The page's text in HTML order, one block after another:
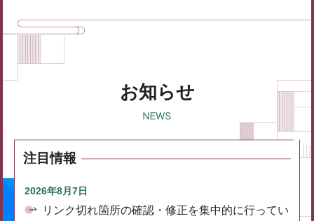
お知らせ
注目情報
2026年8月7日
リンク切れ箇所の確認・修正を集中的に行ってい